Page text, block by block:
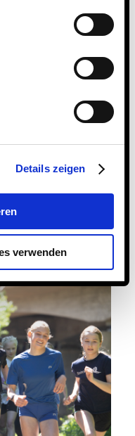
Details zeigen
verwenden